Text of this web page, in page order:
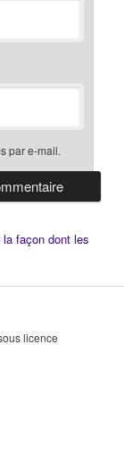
par e-mail.
façon dont les
licence